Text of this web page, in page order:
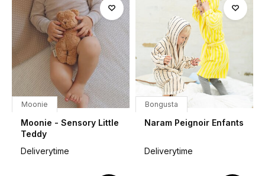
Moonie
Moonie - Sensory Little
Teddy
Deliverytime
Bongusta
Naram Peignoir Enfants
Deliverytime